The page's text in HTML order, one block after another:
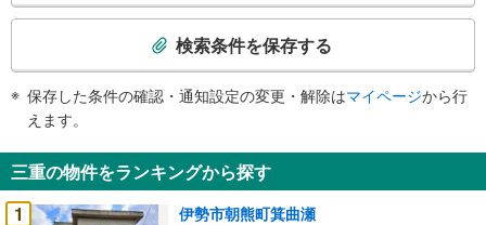
検
知
を
受
検索条件を保存する
保存した条件の確認・通知設定の変更・解除はマイページから行
えます。
三重の物件をランキングから探す
1
伊勢市朝熊町箕曲瀬